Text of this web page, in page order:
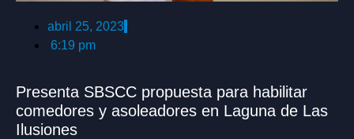
abril 25, 2023
6:19 pm
Presenta SBSCC propuesta para habilitar
comedores y asoleadores en Laguna de Las
Ilusiones